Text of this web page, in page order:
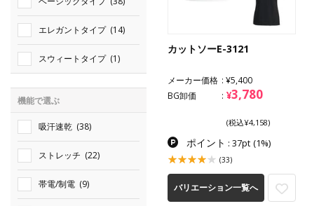
エレガントタイプ (14)
スウィートタイプ (1)
機能で選ぶ
吸汗速乾 (38)
ストレッチ (22)
帯電/制電 (9)
カットソーE-3121
メーカー価格
¥5,400
BG卸価
¥3,780
(税込¥4,158)
ポイント : 37pt (1%)
(33)
バリエーション一覧へ